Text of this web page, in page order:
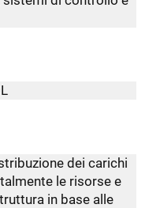
dei carichi
le risorse e
in base alle